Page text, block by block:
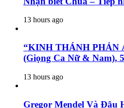
13 hours ago
“KINH THÁNH PHẢN
(Giọng Ca Nữ & Nam),
13 hours ago
Gregor Mendel Và Đậu